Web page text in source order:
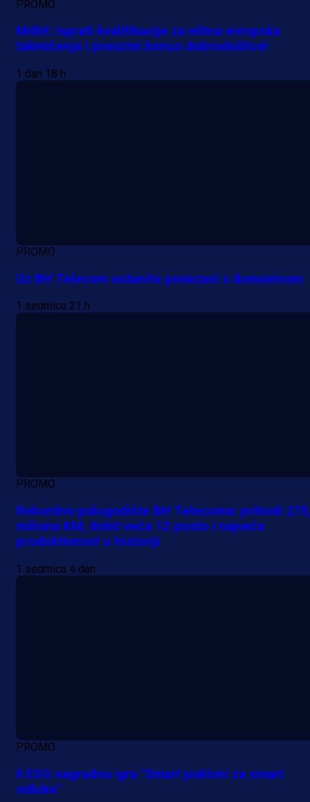
PROMO
MrBit: Isprati kvalifikacije za elitna evropska
takmičenja i preuzmi bonus dobrodošlice!
1 dan 18 h
PROMO
Uz BH Telecom ostanite povezani s domovinom
1 sedmica 21 h
PROMO
Rekordno polugodište BH Telecoma: prihodi
miliona KM, dobit veća 12 posto i najveća
produktivnost u historiji
1 sedmica 4 dan
PROMO
II ESG nagradna igra "Smart pokloni za smart
odluke"